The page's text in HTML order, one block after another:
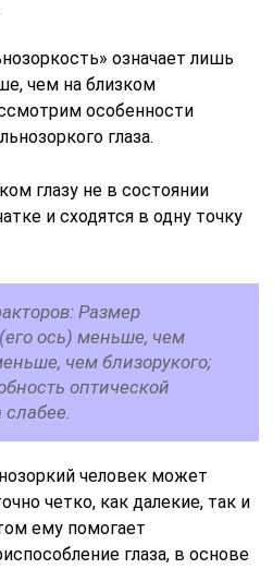
означает лишь
чем на близком
особенности
глаза.
глазу не в состоянии
и сходятся в одну точку
Размер
ось) меньше, чем
чем близорукого;
оптической
слабее.
человек может
четко, как далекие, так и
ему помогает
глаза, в основе